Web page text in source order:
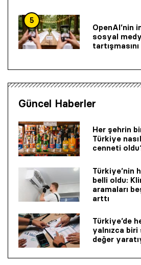
5
OpenAI’nin
sosyal
Güncel Haberler
Her şehrin
Türkiye
cenneti
Türkiye’nin
belli oldu:
aramaları
arttı
Türkiye’de
yalnızca
değer